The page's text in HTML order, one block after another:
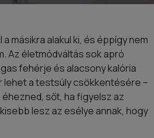
másikra alakul ki, és éppígy nem
Az életmódváltás sok apró
fehérje és alacsony kalória
a testsúly csökkentésére –
éhezned, sőt, ha figyelsz az
lesz az esélye annak, hogy